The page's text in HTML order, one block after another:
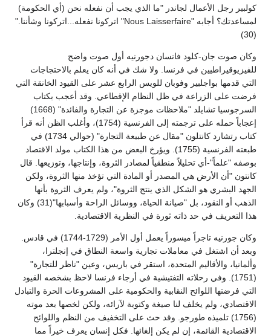
كولبير رجل الأعمال لجاندر "ما الذي يجب أن نفعله نحن (أي الحكومة)
لمساعدتك؟ أجابه "Nous Laisserfaire" اتركونا نفعله...اتركونا وشأننا."
(30)
وكان صوت جان-كلود فانسان دجورنيه أول صوت واضح
للفيزيوقيراطيين في فرنسا. ولا شك في أنه كان يعلم بالاحتجاجات
التي قدمها بواجلبير وفوبان للويس الرابع عشر على القيود الخانقة التي
فرضت على الزراعة في ظل النظام الإقطاعي. وقد أعجب بكتاب
السرجوسيا تشايلد "ملاحظات موجزة عن التجارة والفائدة" (1668)
إعجاباً حمله على ترجمته إلى الفرنسية (1754)، وأغلب الظن أنه قرأ
كتاب رتشارد كانتلون "مقال عن طبيعة التجارة" (حوالي 1734) في
طبعته الفرنسية (1755). ويؤرخ البعض من هذا الكتاب مولد الاقتصاد
بوصفه "علماً"-أي تحليلاً منطقياً لمصادر الثروة، وإنتاجها، وتوزيعها. قال
كانتون "أن الأرض هي المصدر أو المادة التي تؤخذ منها الثروة، ولكن
الجهد البشري هو الشكل الذي ينتج الثروة"، ولم يعرف الثروة بأنها
الذهب أو النقود، بل "صيانة الحياة، ووسائل الراحة وأسبابها"(31) وكان
هذا التعريف في حد ذاته ثورة في النظرية الاقتصادية.
وكان جورنيه تاجراً ميسوراً يعمل أول الأمر (1729-1744) في قادس.
وبعد أن اشتغل في معاملات تجارية واسعة النطاق في إنجلترا،
وألمانيا، والأقاليم المتحدة، استقر في باريس، وعين "ناظر للتجارة"
(1751). وفي رحلاته التفتيشية في أرجاء فرنسا لاحظ بشخصه القيود
التي فرضتها اللوائح النقابية والحكومية على المشروعات الحرة والتبادل
الاقتصادي، ولم يخلف لنا صيغة وكتوبة لآرائه، ولكن لخصها بعد موته
(1756) تلميذه طورجو. وقد حث على التخفيف من النظم واللوائح
الاقتصادية القائمة، إن لم يكن إلغائها. فكل إنسان يعرف خيراً مما